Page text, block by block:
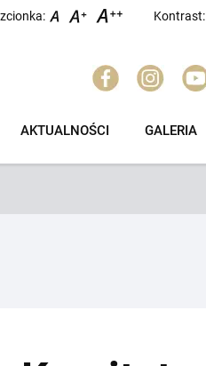
Kontrast:
AKTUALNOŚCI GALERIA